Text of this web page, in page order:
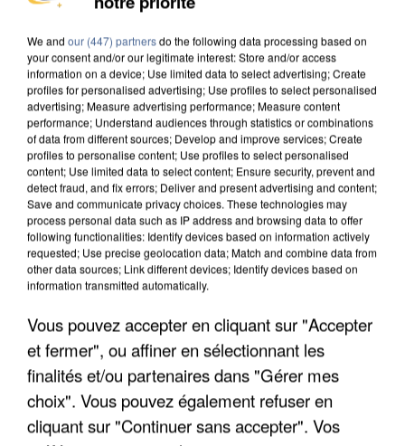
INTERPELLÉ EN ALGÉRIE
UNE TOURISTE DE L’OISE EMPORTÉE PAR UNE
COULÉE DE BOUE EN HAUTE-SAVOIE
We and our (447) partnersdo the following data processing based on
your consent and/or our legitimate interest: Store and/or access
information on a device; Use limited data to select advertising; Create
profiles for personalised advertising; Use profiles to select personalised
advertising; Measure advertising performance; Measure content
performance; Understand audiences through statistics or combinations
of data from different sources; Develop and improve services; Create
profiles to personalise content; Use profiles to select personalised
content; Use limited data to select content; Ensure security, prevent and
detect fraud, and fix errors; Deliver and present advertising and content;
Save and communicate privacy choices. These technologies may
process personal data such as IP address and browsing data to offer
following functionalities: Identify devices based on information actively
requested; Use precise geolocation data; Match and combine data from
other data sources; Link different devices; Identify devices based on
information transmitted automatically.
Vous pouvez accepter en cliquant sur "Accepter
et fermer", ou affiner en sélectionnant les
finalités et/ou partenaires dans "Gérer mes
choix". Vous pouvez également refuser en
cliquant sur "Continuer sans accepter". Vos